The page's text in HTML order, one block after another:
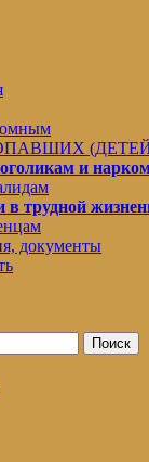
и
трудной
документы
Поиск